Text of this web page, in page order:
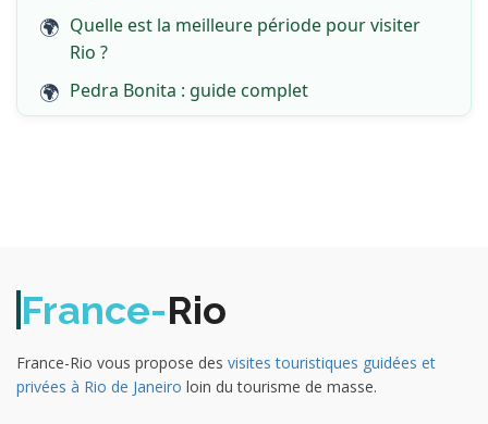
Quelle est la meilleure période pour visiter
Rio ?
Pedra Bonita : guide complet
France-Rio
France-Rio vous propose des visites touristiques guidées et
privées à Rio de Janeiro loin du tourisme de masse.